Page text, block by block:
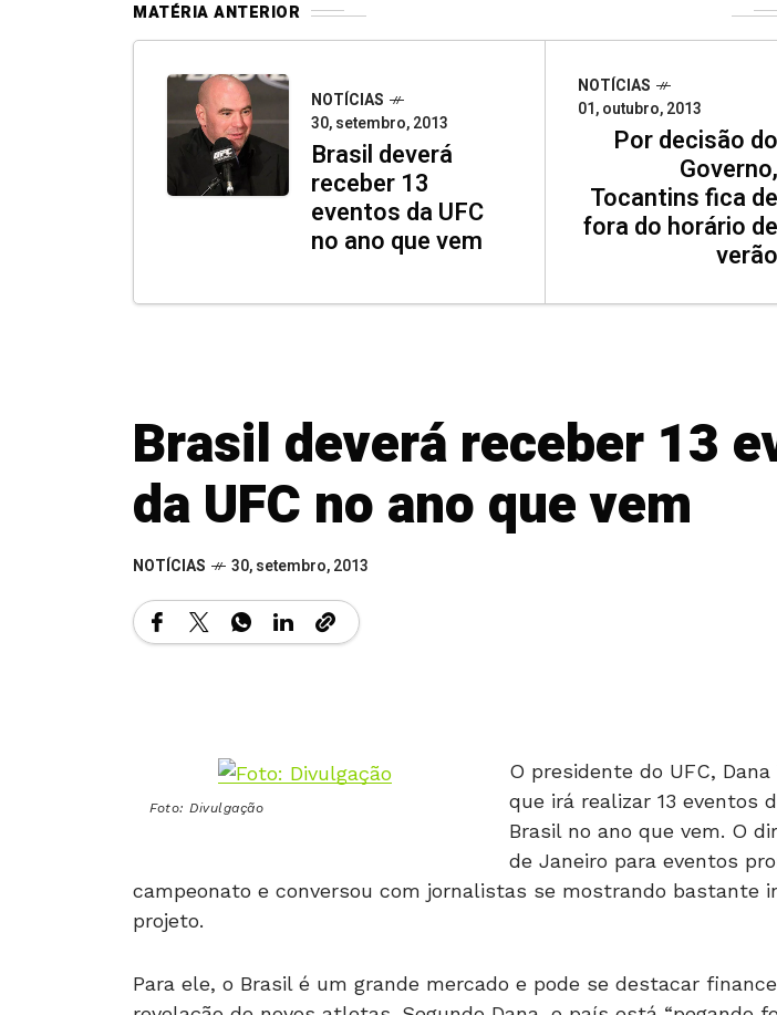
MATÉRIA ANTERIOR
NOTÍCIAS
30, setembro, 2013
Brasil deverá
receber 13
eventos da UFC
no ano que vem
NOTÍCIAS
01, outubro, 2013
Por decisão do
Governo,
Tocantins fica de
fora do horário de
verão
Brasil deverá receber 13
da UFC no ano que vem
NOTÍCIAS 30, setembro, 2013
Foto: Divulgação
que irá realizar 13 eventos
Brasil no ano que vem. O
de Janeiro para eventos
campeonato e conversou com jornalistas se mostrando bastante
projeto.
revelação de novos atletas. Segundo Dana, o país está “pegando
mercado mais importante para a modalidade atualmente.